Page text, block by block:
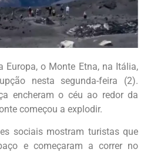
o Monte Etna, na Itália,
nesta segunda-feira (2).
encheram o céu ao redor da
começou a explodir.
sociais mostram turistas que
e começaram a correr no